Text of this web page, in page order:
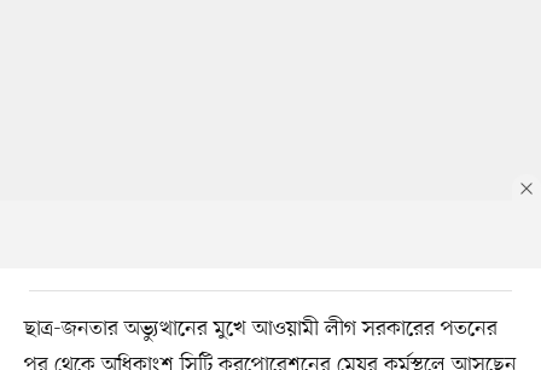
ছাত্র-জনতার অভ্যুত্থানের মুখে আওয়ামী লীগ সরকারের পতনের